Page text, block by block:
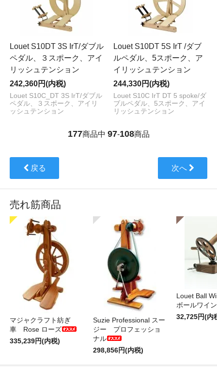
Louet S10DT 3S IrT/ダブル
ペダル、３スポーク、アイ
リッシュテンション
242,360円(内税)
Louet S10C_DT 3S IrT/ダブル
ペダル、３スポーク、アイリ
ッシュテンション
Louet S10DT 5S IrT /ダブ
ルペダル、5スポーク、ア
イリッシュテンション
244,330円(内税)
Louet S10C IrT DT 5 spoke/ダ
ブルペダル、5スポーク、アイ
リッシュテンション
177商品中 97-108商品
戻る 次へ
売れ筋商品
マジャクラフト紡ぎ
車 Rose ローズ
335,239円(内税)
Suzie Professional スー
ジー プロフェッショ
ナル
298,856円(内税)
Louet Ball
ボールワイ
32,725円(内